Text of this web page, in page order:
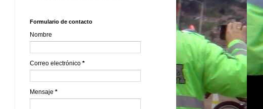
Formulario de contacto
Nombre
Correo electrónico *
Mensaje *